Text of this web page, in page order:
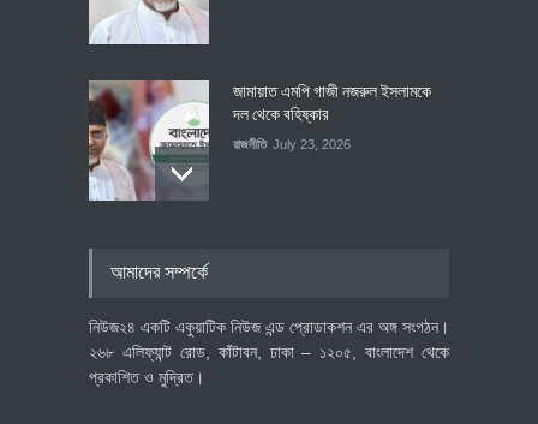
জামায়াত এমপি গাজী নজরুল ইসলামকে
দল থেকে বহিষ্কার
রাজনীতি July 23, 2026
আমাদের সম্পর্কে
নিউজ২৪ একটি একুয়াটিক নিউজ এন্ড প্রোডাকশন এর অঙ্গ সংগঠন।
২৬৮ এলিফ্যান্ট রোড, কাঁটাবন, ঢাকা – ১২০৫, বাংলাদেশ থেকে
প্রকাশিত ও মুদ্রিত।